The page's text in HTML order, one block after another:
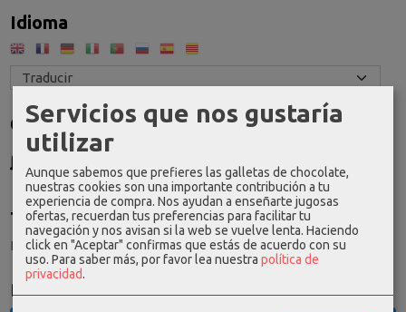
Idioma
Costes de Envío
GRATIS *
Consultar Destinos
Tu Carrito (0)
El carrito de la compra está vacío
Redes Sociales
Servicios que nos gustaría
utilizar
Aunque sabemos que prefieres las galletas de chocolate,
nuestras cookies son una importante contribución a tu
experiencia de compra. Nos ayudan a enseñarte jugosas
ofertas, recuerdan tus preferencias para facilitar tu
navegación y nos avisan si la web se vuelve lenta. Haciendo
click en "Aceptar" confirmas que estás de acuerdo con su
uso. Para saber más, por favor lea nuestra política de
privacidad.